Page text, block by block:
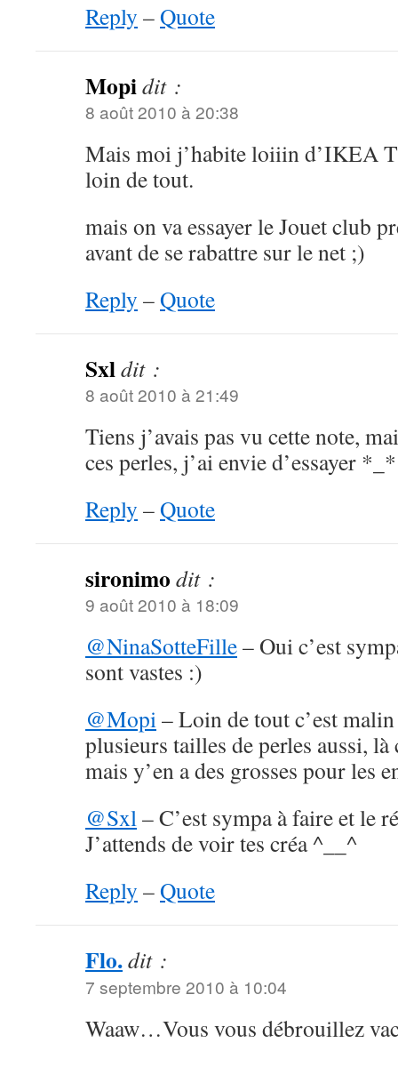
Reply –Quote
Mopidit :
8 août 2010 à 20:38
Mais moi j’habite loiiin d’IKEA
loin de tout.
mais on va essayer le Jouet club
avant de se rabattre sur le net ;)
Reply –Quote
Sxldit :
8 août 2010 à 21:49
Tiens j’avais pas vu cette note,
ces perles, j’ai envie d’essayer *_*
Reply –Quote
sironimo dit :
9 août 2010 à 18:09
@NinaSotteFille– Oui c’est
sont vastes :)
@Mopi– Loin de tout c’est
plusieurs tailles de perles aussi,
mais y’en a des grosses pour les
@Sxl– C’est sympa à faire et le
J’attends de voir tes créa ^__^
Reply –Quote
Flo.dit :
7 septembre 2010 à 10:04
Waaw…Vous vous débrouillez